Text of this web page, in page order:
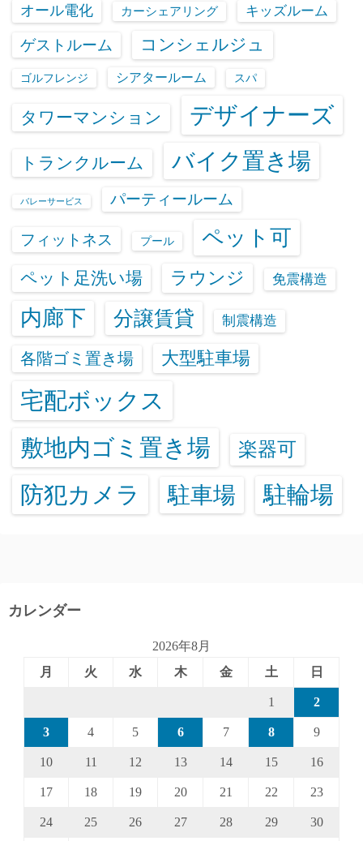
オール電化 カーシェアリング キッズルーム
ゲストルーム コンシェルジュ
ゴルフレンジ シアタールーム スパ
タワーマンション デザイナーズ
トランクルーム バイク置き場
バレーサービス パーティールーム
フィットネス プール ペット可
ペット足洗い場 ラウンジ 免震構造
内廊下 分譲賃貸 制震構造
各階ゴミ置き場 大型駐車場
宅配ボックス
敷地内ゴミ置き場
楽器可
防犯カメラ 駐車場 駐輪場
カレンダー
2026年8月
月
火 水 木 金 土 日
1 2
3 4 5 6 7 8 9
10 11 12 13 14 15 16
17 18 19 20 21 22 23
24 25 26 27 28 29 30